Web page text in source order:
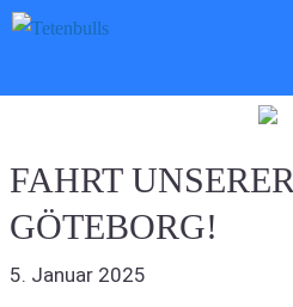
Zum
FAHRT
GÖTEBORG!
5. Januar 2025